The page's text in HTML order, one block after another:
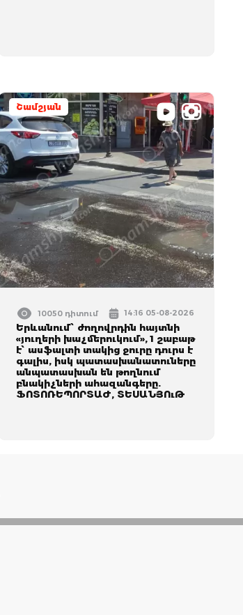
Շամշյան
10050 դիտում 14:16 05-08-2026
Երևանում՝ ժողովրդին հայտնի
«յուղերի խաչմերուկում», 1 շաբաթ
է՝ ասֆալտի տակից ջուրը դուրս է
գալիս, իսկ պատասխանատուները
անպատասխան են թողնում
բնակիչների ահազանգերը.
ՖՈՏՈՌԵՊՈՐՏԱԺ, ՏԵՍԱՆՅՈւԹ